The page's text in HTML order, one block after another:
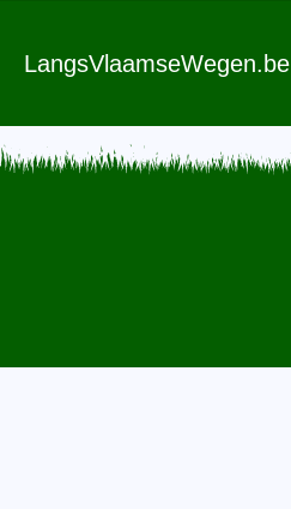
LangsVlaamseWegen.be